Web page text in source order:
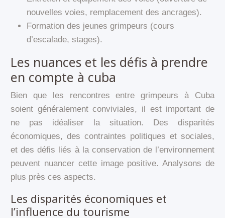
nouvelles voies, remplacement des ancrages).
Formation des jeunes grimpeurs (cours
d’escalade, stages).
Les nuances et les défis à prendre
en compte à cuba
Bien que les rencontres entre grimpeurs à Cuba
soient généralement conviviales, il est important de
ne pas idéaliser la situation. Des disparités
économiques, des contraintes politiques et sociales,
et des défis liés à la conservation de l’environnement
peuvent nuancer cette image positive. Analysons de
plus près ces aspects.
Les disparités économiques et
l’influence du tourisme